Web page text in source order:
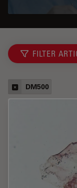
FILTER
DM500